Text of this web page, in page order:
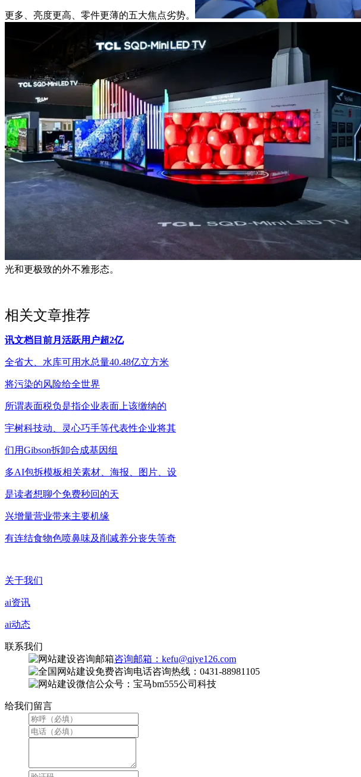
更多、亮度更高、零件更薄的五大焦点劣势。
光和更极致的外不雅形态。
相关文章推荐
讯文档目前月活跃用户超2亿
全省大、水库可用水总量40.48亿立方米
将污染的风险给全世界
所谓表面税负是指企业表面上该缴纳的
宇树科技动、灵心巧手等代表性企业将其
们用Gibson拆卸合成基因组
多AI包拆模板相关素材、海报、图片、设
是读者想聊个免费秒回的天
兴增量营业带来主要机缘
有连结食物色喷鼻味及削减养分丧失等奇
关于我们
ai资讯
ai动态
联系我们
咨询邮箱：kefu@qiye126.com
咨询热线：0431-88981105
微信公众号：宝马bm555公司科技
给我们留言